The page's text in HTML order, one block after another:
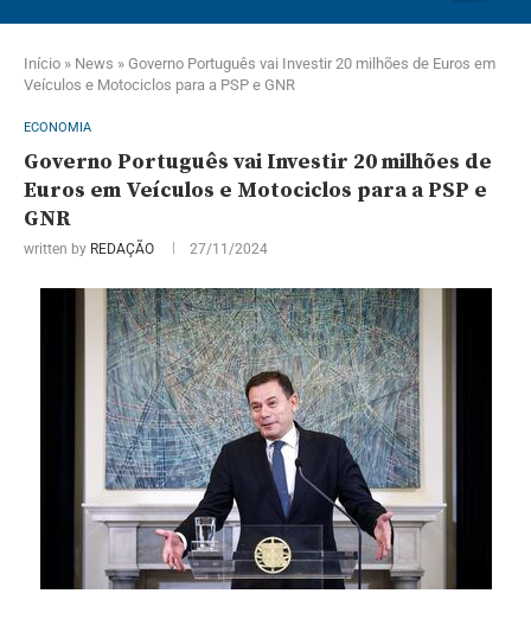
Início » News » Governo Português vai Investir 20 milhões de Euros em
Veículos e Motociclos para a PSP e GNR
ECONOMIA
Governo Português vai Investir 20 milhões de
Euros em Veículos e Motociclos para a PSP e
GNR
written by REDAÇÃO 27/11/2024